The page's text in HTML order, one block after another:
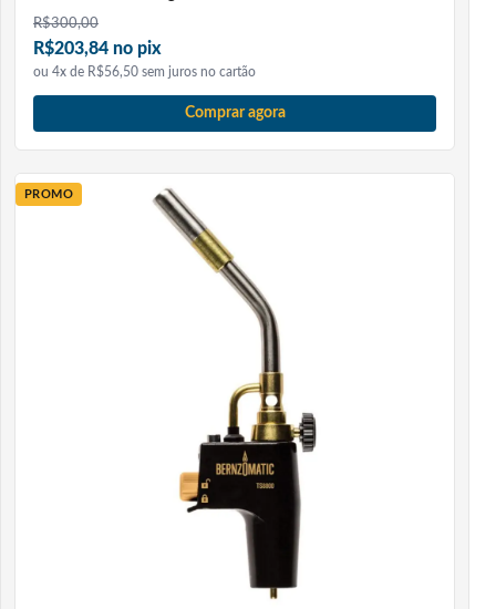
R$300,00
R$203,84 no pix
ou 4x de R$56,50 sem juros no cartão
Comprar agora
PROMO